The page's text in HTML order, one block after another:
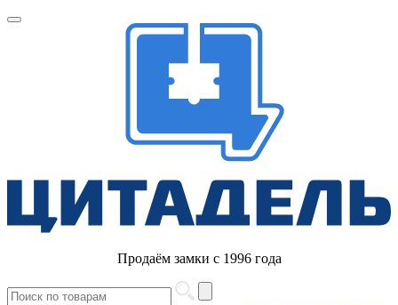
Продаём замки с 1996 года